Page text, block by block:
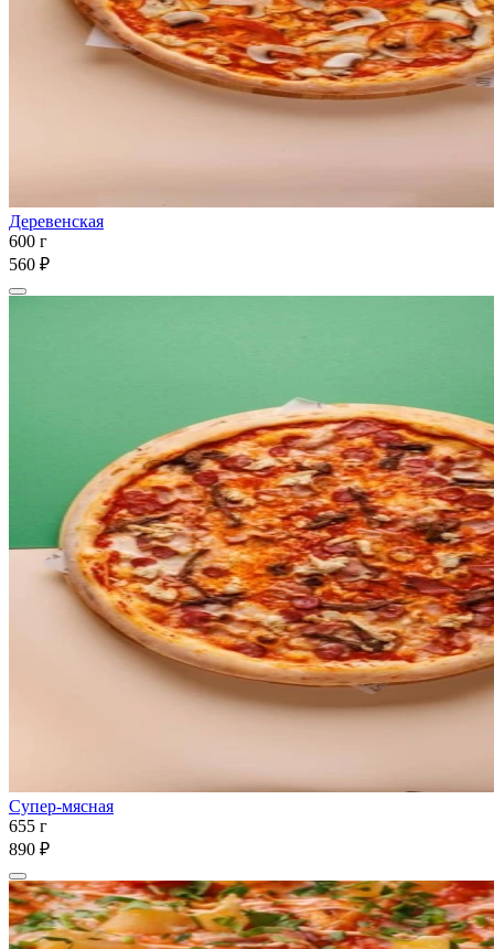
Деревенская
600 г
560 ₽
Супер-мясная
655 г
890 ₽